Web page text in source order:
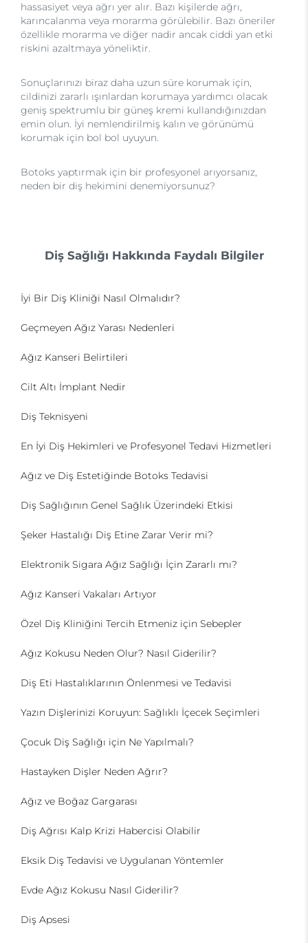
hassasiyet veya ağrı yer alır. Bazı kişilerde ağrı,
karıncalanma veya morarma görülebilir. Bazı öneriler
özellikle morarma ve diğer nadir ancak ciddi yan etki
riskini azaltmaya yöneliktir.
Sonuçlarınızı biraz daha uzun süre korumak için,
cildinizi zararlı ışınlardan korumaya yardımcı olacak
geniş spektrumlu bir güneş kremi kullandığınızdan
emin olun. İyi nemlendirilmiş kalın ve görünümü
korumak için bol bol uyuyun.
Botoks yaptırmak için bir profesyonel arıyorsanız,
neden bir diş hekimini denemiyorsunuz?
Diş Sağlığı Hakkında Faydalı Bilgiler
İyi Bir Diş Kliniği Nasıl Olmalıdır?
Geçmeyen Ağız Yarası Nedenleri
Ağız Kanseri Belirtileri
Cilt Altı İmplant Nedir
Diş Teknisyeni
En İyi Diş Hekimleri ve Profesyonel Tedavi Hizmetleri
Ağız ve Diş Estetiğinde Botoks Tedavisi
Diş Sağlığının Genel Sağlık Üzerindeki Etkisi
Şeker Hastalığı Diş Etine Zarar Verir mi?
Elektronik Sigara Ağız Sağlığı İçin Zararlı mı?
Ağız Kanseri Vakaları Artıyor
Özel Diş Kliniğini Tercih Etmeniz için Sebepler
Ağız Kokusu Neden Olur? Nasıl Giderilir?
Diş Eti Hastalıklarının Önlenmesi ve Tedavisi
Yazın Dişlerinizi Koruyun: Sağlıklı İçecek Seçimleri
Çocuk Diş Sağlığı için Ne Yapılmalı?
Hastayken Dişler Neden Ağrır?
Ağız ve Boğaz Gargarası
Diş Ağrısı Kalp Krizi Habercisi Olabilir
Eksik Diş Tedavisi ve Uygulanan Yöntemler
Evde Ağız Kokusu Nasıl Giderilir?
Diş Apsesi